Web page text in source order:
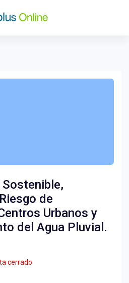
de
Urbanos y
del Agua Pluvial.
cerrado